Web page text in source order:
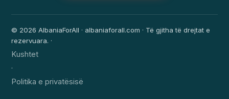
© 2026 AlbaniaForAll · albaniaforall.com · Të gjitha të drejtat e
rezervuara. ·
Kushtet
·
Politika e privatësisë